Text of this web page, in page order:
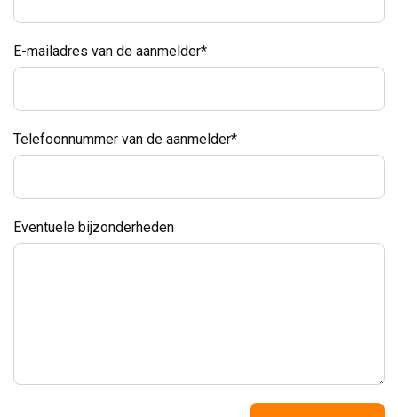
E-mailadres van de aanmelder*
Telefoonnummer van de aanmelder*
Eventuele bijzonderheden